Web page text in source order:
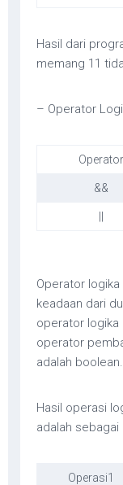
Hasil dari
memang 11
– Operator
Operator
&&
Operator
keadaan dari
operator logika
operator
adalah boolean.
Hasil operasi
adalah sebagai
Operasi1